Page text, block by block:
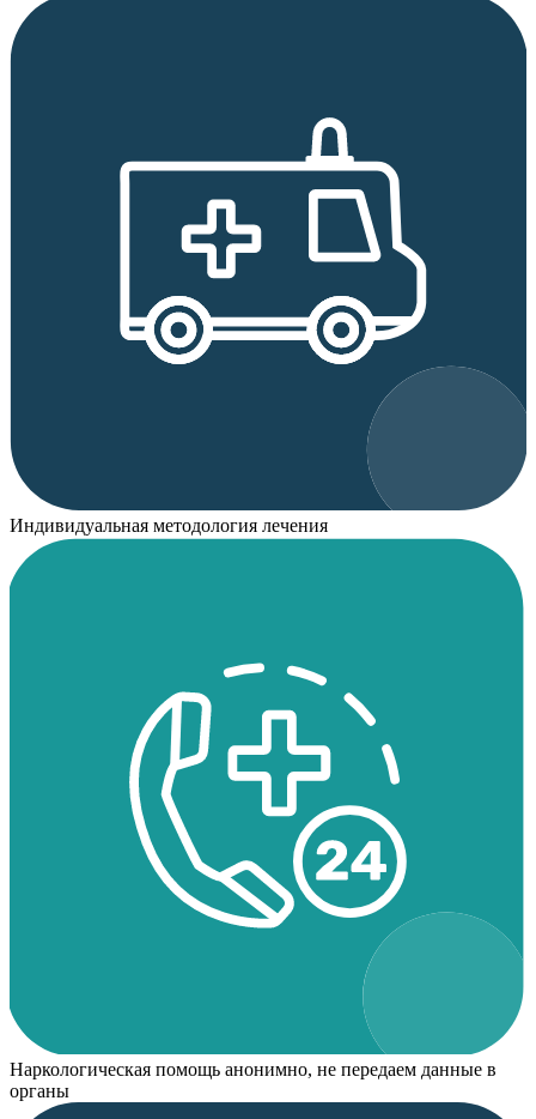
Индивидуальная методология лечения
Наркологическая помощь анонимно, не передаем данные в
органы